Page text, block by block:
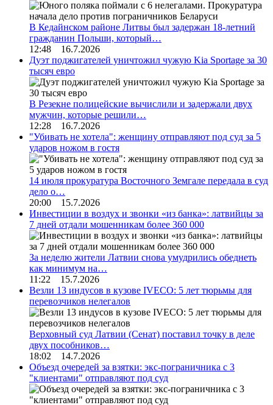
В Кедайнском районе Литвы был задержан 18-летний
гражданин Польши, который…
12:48 16.7.2026
Дуэт поджигателей уничтожил чужую Kia Sportage за 30
тысяч евро
В Резекне полицейские вычислили и задержали двух
мужчин, которые решили…
12:28 16.7.2026
"Убивать не хотела": женщину отправляют под суд за 5
ударов ножом в гостя
14 июля прокуратура Восточного Земгале передала в суд
дело о…
20:00 15.7.2026
Инвестиции в воздух и звонки «из банка»: латвийцы за
7 дней отдали мошенникам более 360 000
За неделю жители Латвии снова умудрились обеднеть
как минимум на…
11:22 15.7.2026
Везли 13 индусов в кузове IVECO: 5 лет тюрьмы для
перевозчиков нелегалов
Верховный суд Латвии (Сенат) поставил точку в деле
двух пособников…
18:02 14.7.2026
Объезд очередей за взятки: экс-пограничника с 3
"клиентами" отправляют под суд